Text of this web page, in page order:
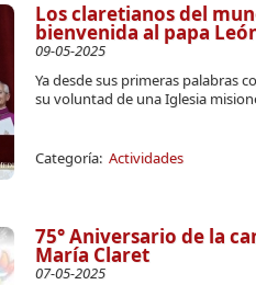
Los claretianos del
bienvenida al papa
09-05-2025
Ya desde sus primeras palabras
su voluntad de una Iglesia
Categoría: Actividades
75° Aniversario de la
María Claret
07-05-2025